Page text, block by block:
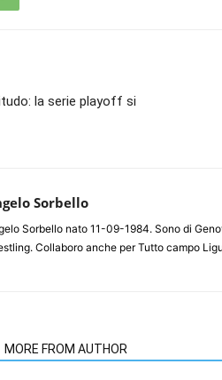
la serie playoff si
Sorbello
Sorbello nato 11-09-1984. Sono di
Collaboro anche per Tutto campo
MORE FROM AUTHOR